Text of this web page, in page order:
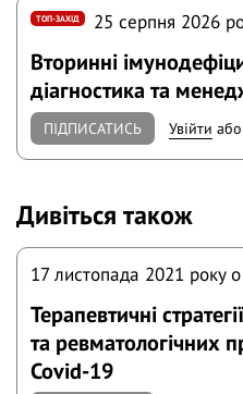
ТОП-ЗАХІД 25 серпня 2026
Вторинні
діагностика та
ПІДПИСАТИСЬ Увійти
Дивіться також
17 листопада 2021 року
Терапевтичні
та ревматологічних
Covid-19